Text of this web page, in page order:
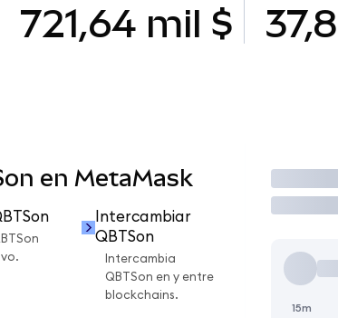
721,64 mil $
en MetaMask
Intercambiar
QBTSon
Intercambia
QBTSon en y entre
blockchains.
15m